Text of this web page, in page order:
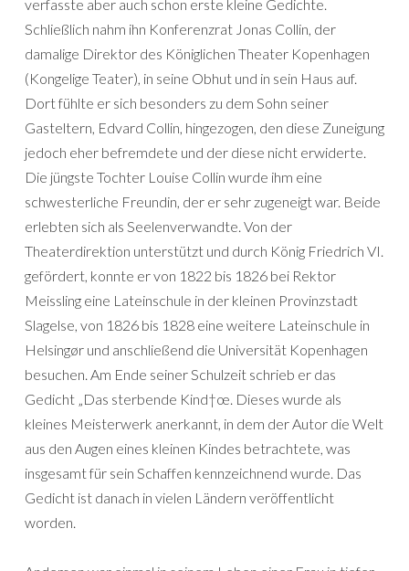
verfasste aber auch schon erste kleine Gedichte.
Schließlich nahm ihn Konferenzrat Jonas Collin, der
damalige Direktor des Königlichen Theater Kopenhagen
(Kongelige Teater), in seine Obhut und in sein Haus auf.
Dort fühlte er sich besonders zu dem Sohn seiner
Gasteltern, Edvard Collin, hingezogen, den diese Zuneigung
jedoch eher befremdete und der diese nicht erwiderte.
Die jüngste Tochter Louise Collin wurde ihm eine
schwesterliche Freundin, der er sehr zugeneigt war. Beide
erlebten sich als Seelenverwandte. Von der
Theaterdirektion unterstützt und durch König Friedrich VI.
gefördert, konnte er von 1822 bis 1826 bei Rektor
Meissling eine Lateinschule in der kleinen Provinzstadt
Slagelse, von 1826 bis 1828 eine weitere Lateinschule in
Helsingør und anschließend die Universität Kopenhagen
besuchen. Am Ende seiner Schulzeit schrieb er das
Gedicht „Das sterbende Kind†œ. Dieses wurde als
kleines Meisterwerk anerkannt, in dem der Autor die Welt
aus den Augen eines kleinen Kindes betrachtete, was
insgesamt für sein Schaffen kennzeichnend wurde. Das
Gedicht ist danach in vielen Ländern veröffentlicht
worden.